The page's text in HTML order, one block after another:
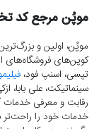
موپُن مرجع کد
موپُن، اولین و
کوپن‌های فروشگاه‌های
تپسی، اسنپ فود،
سینماتیکت، علی بابا،
رقابت و معرفی خدمات
خدمات خود را راحت‌تر